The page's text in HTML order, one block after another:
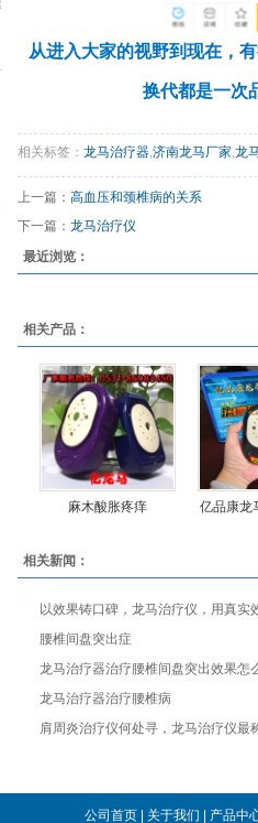
从进入大家的视野到现在，
换代都是一次
相关标签： 龙马治疗器,济南龙马厂家,龙
上一篇： 高血压和颈椎病的关系
下一篇： 龙马治疗仪
最近浏览：
相关产品：
麻木酸胀疼痒 亿品康龙
相关新闻：
以效果铸口碑，龙马治疗仪，用真实
腰椎间盘突出症
龙马治疗器治疗腰椎间盘突出效果怎
龙马治疗器治疗腰椎病
肩周炎治疗仪何处寻，龙马治疗仪最
公司首页| 关于我们 产品中